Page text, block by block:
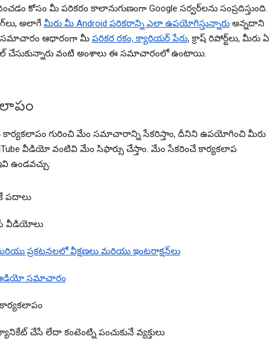
కోసం మీ పరికరం కాలానుగుణంగా Google సర్వర్‌లను సంప్రదిస్తుంది.
అలాగే మీరు మీ Android పరికరాన్ని ఎలా ఉపయోగిస్తున్నారుఅన్నదాని
సమాచారం ఆధారంగా మీ పరికర రకం, క్యారియర్ పేరు, క్రాష్ రిపోర్ట్‌లు, మీరు ఏ
చేసుకున్నారు వంటి అంశాలు ఈ సమాచారంలో ఉంటాయి.
గురించి మేం సమాచారాన్ని సేకరిస్తాం, దీనిని ఉపయోగించి మీరు
వీడియో వంటివి మేం సిఫార్సు చేస్తాం. మేం సేకరించే కార్యకలాప
పదాలు
వీడియోలు
ప్రకటనలలో వీక్షణలు మరియు ఇంటరాక్షన్‌లు
సమాచారం
చేసే లేదా కంటెంట్ని పంచుకునే వ్యక్తులు